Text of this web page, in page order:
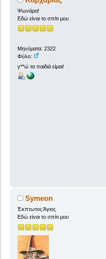
Ψωνάρα!
Εδώ είναι το σπίτι μου
Μηνύματα: 2322
Φύλο:
γ**ώ τα παιδιά είμαι!
Symeon
Έκπτωτος Άγιος
Εδώ είναι το σπίτι μου